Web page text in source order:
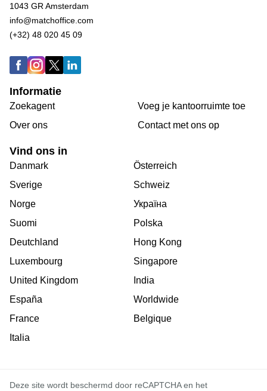
1043 GR Amsterdam
info@matchoffice.com
(+32) 48 020 45 09
Informatie
Zoekagent
Over ons
Voeg je kantoorruimte toe
Сontact met ons op
Vind ons in
Danmark
Sverige
Norge
Suomi
Deutchland
Luxembourg
United Kingdom
España
France
Italia
Österreich
Schweiz
Україна
Polska
Hong Kong
Singapore
India
Worldwide
Belgique
Deze site wordt beschermd door reCAPTCHA en het